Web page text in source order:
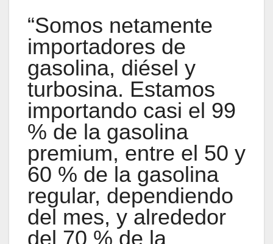
“Somos netamente
importadores de
gasolina, diésel y
turbosina. Estamos
importando casi el 99
% de la gasolina
premium, entre el 50 y
60 % de la gasolina
regular, dependiendo
del mes, y alrededor
del 70 % de la